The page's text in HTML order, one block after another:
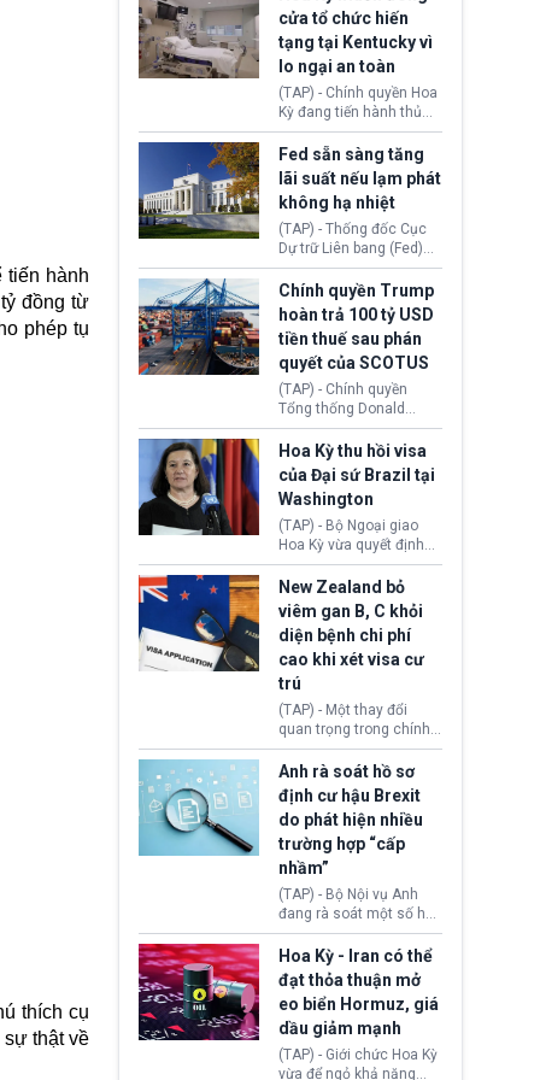
tiến hành
đồng từ
phép tụ
thích cụ
sự thật về
nhằm duy trì hoạt động
Chủ tịch Gianni Infantino
tiếp tục đối mặt cáo
buộc dùng sức ép tài
chính để đổi lấy sự ủng
chính trị từ Liên đoàn
Bóng đá Jordan. Trước
áp lực dồn dập, FIFA phải
tổ chức cuộc họp khẩn ở
Morocco.
cửa tổ chức hiến
tạng tại Kentucky vì
lo ngại an toàn
(TAP) - Chính quyền Hoa
Kỳ đang tiến hành thủ
tục thu hồi chứng nhận
hoạt động của tổ chức
hiến tạng Network for
Hope (bang Kentucky).
Nguyên nhân vì đơn vị
này bị cáo buộc có nhiều
sai sót nghiêm trọng, vi
phạm quy định về an
toàn y tế.
Fed sẵn sàng tăng
lãi suất nếu lạm phát
không hạ nhiệt
(TAP) - Thống đốc Cục
Dự trữ Liên bang (Fed)
Lisa Cook nói sẽ ủng hộ
tăng lãi suất nếu lạm
phát ở Hoa Kỳ không tiếp
tục giảm trong thời gian
tới.
Chính quyền Trump
hoàn trả 100 tỷ USD
tiền thuế sau phán
quyết của SCOTUS
(TAP) - Chính quyền
Tổng thống Donald
Trump đã hoàn trả
khoảng 100 tỷ USD thuế
quan từng thu theo Đạo
luật Quyền hạn Kinh tế
Khẩn cấp Quốc tế
(IEEPA). Động thái này
diễn ra sau phán quyết
hồi tháng 2 bởi Tòa án
Tối cao Hoa Kỳ
(SCOTUS) khi tuyên bố,
việc áp thuế diện rộng là
hoàn toàn bất hợp pháp.
Hoa Kỳ thu hồi visa
của Đại sứ Brazil tại
Washington
(TAP) - Bộ Ngoại giao
Hoa Kỳ vừa quyết định
thu hồi thị thực (visa)
của bà Maria Luiza
Ribeiro Viotti - Đại sứ
Brazil tại Washington.
Động thái trên diễn ra
trong bối cảnh tranh
chấp ngoại giao giữa
chính quyền Tổng thống
Donald Trump và chính
phủ cánh tả Tổng thống
da Silva đang leo thang
gay gắt.
New Zealand bỏ
viêm gan B, C khỏi
diện bệnh chi phí
cao khi xét visa cư
trú
(TAP) - Một thay đổi
quan trọng trong chính
sách nhập cư của New
Zealand đang mở ra
thêm cơ hội cho nhiều
người muốn định cư. Từ
nay, người mắc viêm
gan B hoặc viêm gan C
sẽ không còn bị mặc
định không đáp ứng tiêu
chuẩn sức khỏe chỉ vì
chi phí điều trị khi nộp hồ
Anh rà soát hồ sơ
định cư hậu Brexit
do phát hiện nhiều
trường hợp “cấp
nhầm”
(TAP) - Bộ Nội vụ Anh
đang rà soát một số hồ
sơ thuộc Chương trình
Định cư EU (EU
Settlement Scheme -
EUSS) sau khi xác định
có trường hợp được cấp
quy chế cư trú hậu
Brexit “do nhầm lẫn”.
Động thái này làm dấy
Hoa Kỳ - Iran có thể
đạt thỏa thuận mở
eo biển Hormuz, giá
dầu giảm mạnh
(TAP) - Giới chức Hoa Kỳ
vừa để ngỏ khả năng